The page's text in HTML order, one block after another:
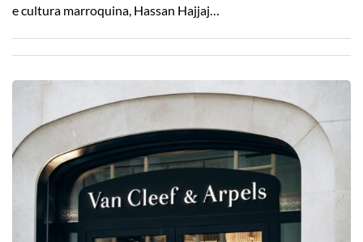
e cultura marroquina, Hassan Hajjaj…